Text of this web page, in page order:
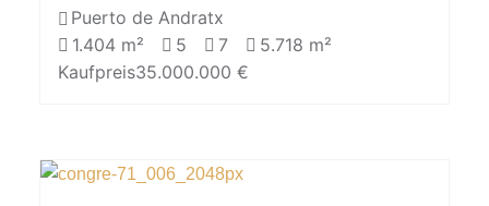
Puerto de Andratx
1.404 m²
5 7
5.718 m²
Kaufpreis35.000.000 €